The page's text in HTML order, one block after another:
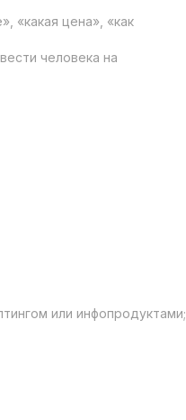
«какая цена», «как
человека на
или инфопродуктами;